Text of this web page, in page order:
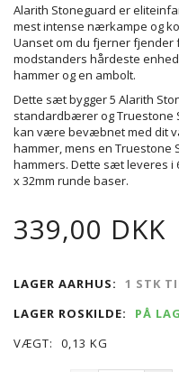
Alarith Stoneguard er
mest intense nærkampe og
Uanset om du fjerner fjender
modstanders hårdeste
hammer og en ambolt.
Dette sæt bygger 5 Alarith
standardbærer og Truestone
kan være bevæbnet med dit
hammer, mens en
hammers. Dette sæt leveres i
x 32mm runde baser.
339,00 DKK
LAGER AARHUS:
1 STK
LAGER ROSKILDE:
PÅ
VÆGT:
0,13 KG